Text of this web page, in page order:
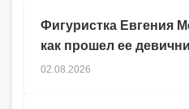
Фигуристка Евгения
как прошел ее
02.08.2026